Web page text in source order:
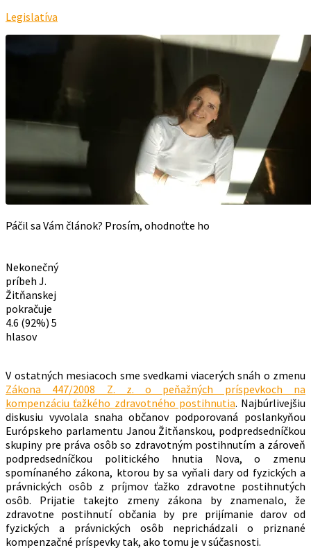
Legislatíva
Páčil sa Vám článok? Prosím, ohodnoťte ho
Nekonečný
príbeh J.
Žitňanskej
pokračuje
4.6 (92%) 5
hlasov
V ostatných mesiacoch sme svedkami viacerých snáh o zmenu
Zákona 447/2008 Z. z. o peňažných príspevkoch na
kompenzáciu ťažkého zdravotného postihnutia. Najbúrlivejšiu
diskusiu vyvolala snaha občanov podporovaná poslankyňou
Európskeho parlamentu Janou Žitňanskou, podpredsedníčkou
skupiny pre práva osôb so zdravotným postihnutím a zároveň
podpredsedníčkou politického hnutia Nova, o zmenu
spomínaného zákona, ktorou by sa vyňali dary od fyzických a
právnických osôb z príjmov ťažko zdravotne postihnutých
osôb. Prijatie takejto zmeny zákona by znamenalo, že
zdravotne postihnutí občania by pre prijímanie darov od
fyzických a právnických osôb neprichádzali o priznané
kompenzačné príspevky tak, ako tomu je v súčasnosti.